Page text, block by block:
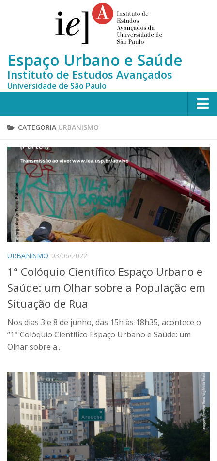
Espaço Urbano e Saúde
Instituto de Estudos Avançados
Universidade de São Paulo
Home
Equipe
MONITORA-CLUSTERS
Publicações científicas
Notícias
Contato
Idioma:
Português
English
CATEGORIA URBANISMO
URBANISMO 03/06/2022
1° Colóquio Científico Espaço Urbano e
Saúde: um Olhar sobre a População em
Situação de Rua
Nos dias 3 e 8 de junho, das 15h às 18h35, acontece o
“1° Colóquio Científico Espaço Urbano e Saúde: um
Olhar sobre a...